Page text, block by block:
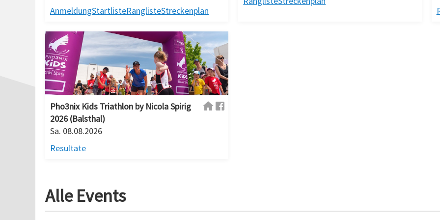
AnmeldungStartlisteRanglisteStreckenplan
Pho3nix Kids Triathlon by Nicola Spirig
2026 (Balsthal)
Sa. 08.08.2026
Resultate
Alle Events